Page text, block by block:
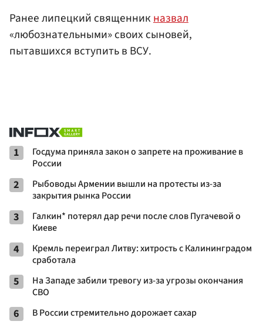
Ранее липецкий священникназвал
«любознательными» своих сыновей,
пытавшихся вступить в ВСУ.
1
Госдума приняла закон о запрете на проживание в
России
2
Рыбоводы Армении вышли на протесты из-за
закрытия рынка России
3
Галкин* потерял дар речи после слов Пугачевой о
Киеве
4
Кремль переиграл Литву: хитрость с Калининградом
сработала
5
На Западе забили тревогу из-за угрозы окончания
СВО
6 В России стремительно дорожает сахар